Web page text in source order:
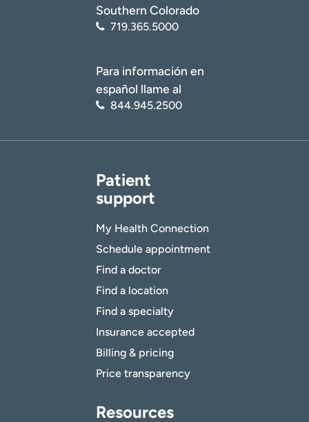
Southern Colorado
719.365.5000
Para información en
español llame al
844.945.2500
Patient
support
My Health Connection
Schedule appointment
Find a doctor
Find a location
Find a specialty
Insurance accepted
Billing & pricing
Price transparency
Resources